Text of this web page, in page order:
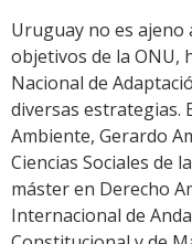
Uruguay no es ajeno
objetivos de la ONU,
Nacional de
diversas estrategias.
Ambiente, Gerardo
Ciencias Sociales de
máster en Derecho
Internacional de